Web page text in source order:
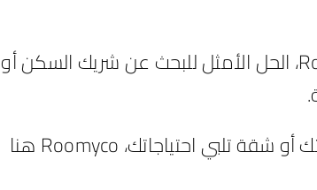
نحن فخورون بالإعلان عن إطلاق موقع وتطبيق Roomyco، الحل الأمثل للبحث عن شريك السكن أو
سواء كنت تبحث عن شريك سكن يتوافق مع أسلوب حياتك أو شقة تلبي احتياجاتك، Roomyco هنا